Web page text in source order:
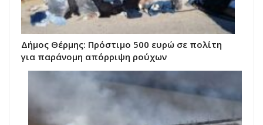
Δήμος Θέρμης: Πρόστιμο 500 ευρώ σε πολίτη
για παράνομη απόρριψη ρούχων